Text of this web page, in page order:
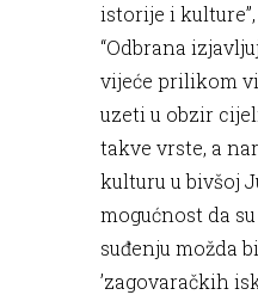
istorije i
“Odbrana
vijeće prilikom
uzeti u obzir
takve vrste, a
kulturu u bivšoj
mogućnost da
suđenju možda
’zagovaračkih